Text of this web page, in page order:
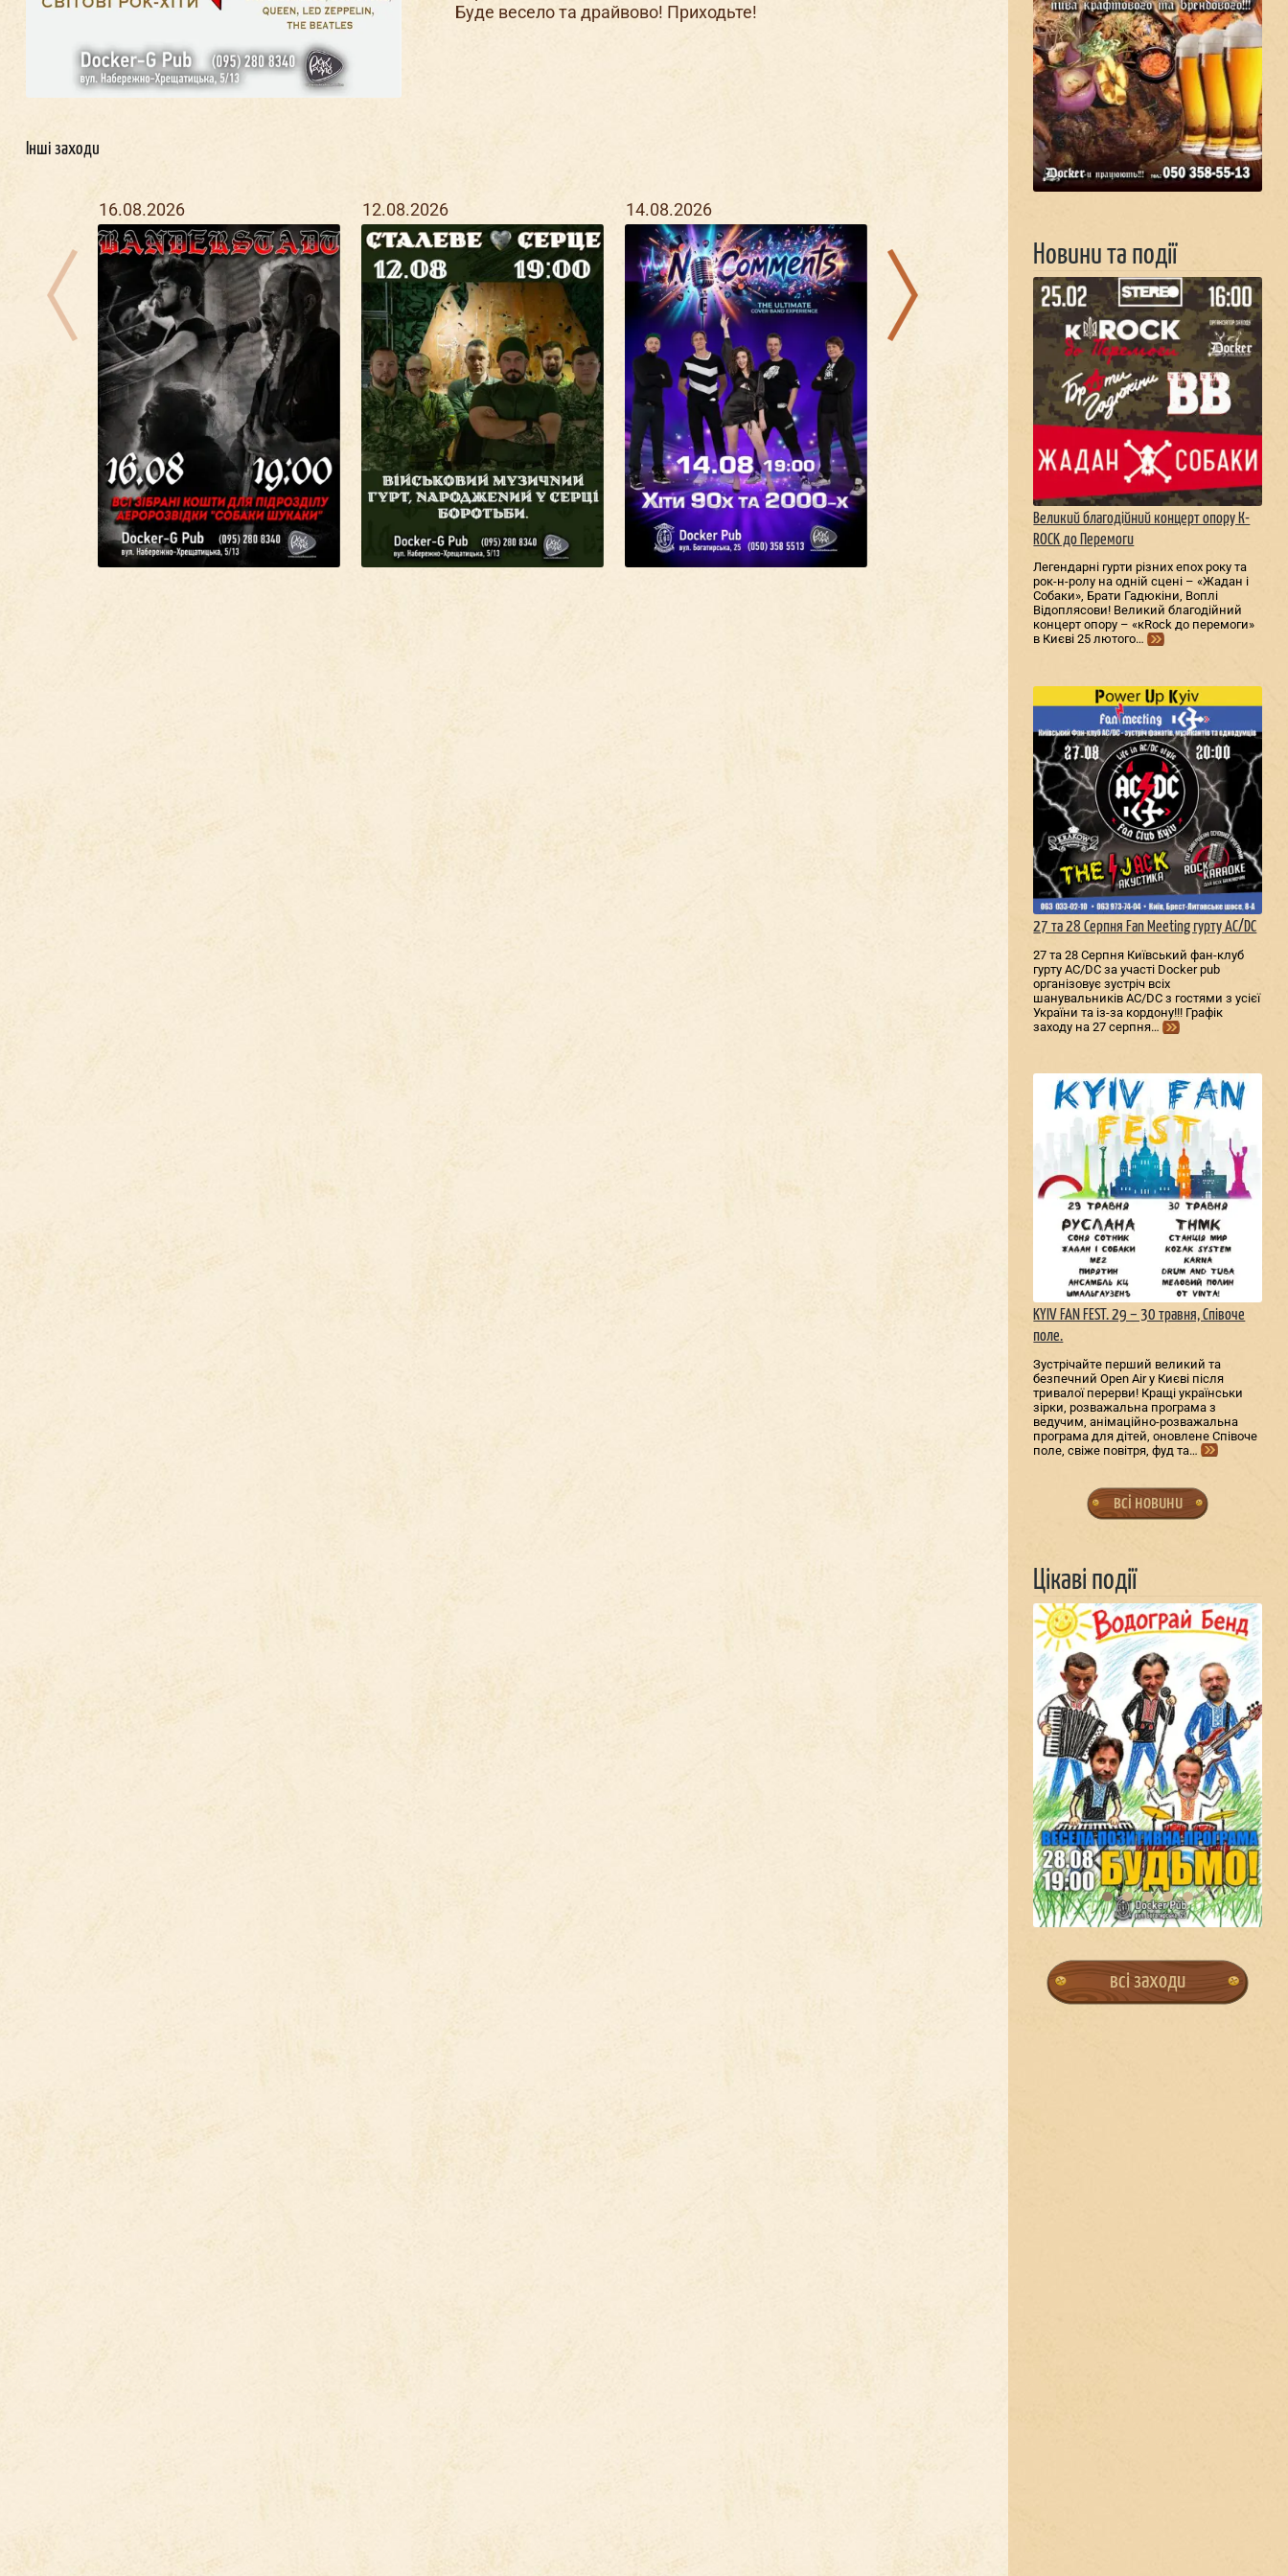
Буде весело та драйвово! Приходьте!
Інші заходи
16.08.2026 12.08.2026 14.08.2026
Новини та події
Великий благодійний концерт опору К-
ROCK до Перемоги
Легендарні гурти різних епох року та
рок-н-ролу на одній сцені – «Жадан і
Собаки», Брати Гадюкіни, Воплі
Відоплясови! Великий благодійний
концерт опору – «кRock до перемоги»
в Києві 25 лютого…
27 та 28 Серпня Fan Meeting гурту AC/DС
27 та 28 Серпня Київський фан-клуб
гурту AC/DС за участі Docker pub
організовує зустріч всіх
шанувальників AC/DС з гостями з усієї
України та із-за кордону!!! Графік
заходу на 27 серпня…
KYIV FAN FEST. 29 – 30 травня, Співоче
поле.
Зустрічайте перший великий та
безпечний Open Air у Києві після
тривалої перерви! Кращі українськи
зірки, розважальна програма з
ведучим, анімаційно-розважальна
програма для дітей, оновлене Співоче
поле, свіже повітря, фуд та…
всі новини
Цікаві події
всі заходи